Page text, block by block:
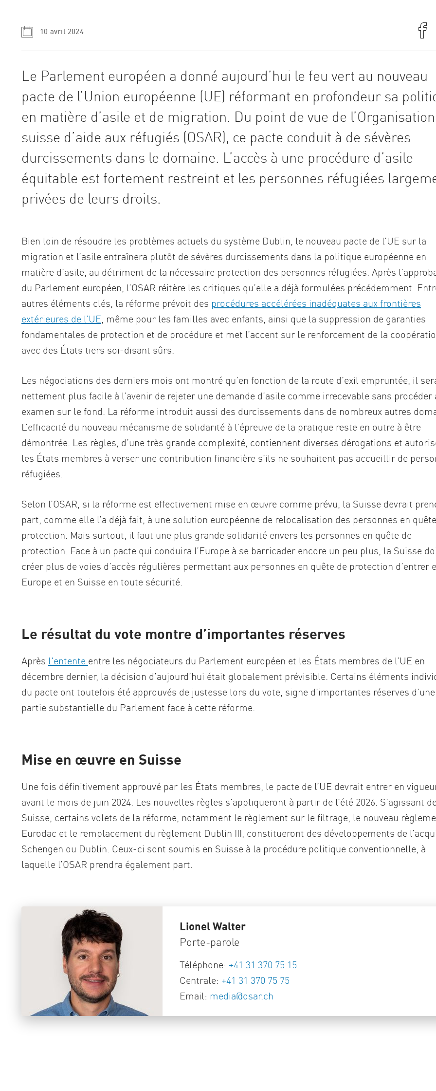
10 avril 2024
Le Parlement européen a donné aujourd’hui le feu vert au nouveau
pacte de l’Union européenne (UE) réformant en profondeur sa
en matière d’asile et de migration. Du point de vue de l’Organisation
suisse d’aide aux réfugiés (OSAR), ce pacte conduit à de sévères
durcissements dans le domaine. L’accès à une procédure d’asile
équitable est fortement restreint et les personnes réfugiées
privées de leurs droits.
Bien loin de résoudre les problèmes actuels du système Dublin, le nouveau pacte de l’UE sur la
migration et l’asile entraînera plutôt de sévères durcissements dans la politique européenne en
matière d’asile, au détriment de la nécessaire protection des personnes réfugiées. Après
du Parlement européen, l’OSAR réitère les critiques qu’elle a déjà formulées précédemment.
autres éléments clés, la réforme prévoit des procédures accélérées inadéquates aux frontières
extérieures de l’UE, même pour les familles avec enfants, ainsi que la suppression de garanties
fondamentales de protection et de procédure et met l’accent sur le renforcement de la
avec des États tiers soi-disant sûrs.
Les négociations des derniers mois ont montré qu’en fonction de la route d’exil empruntée, il
nettement plus facile à l’avenir de rejeter une demande d’asile comme irrecevable sans procéder
examen sur le fond. La réforme introduit aussi des durcissements dans de nombreux autres
L’efficacité du nouveau mécanisme de solidarité à l’épreuve de la pratique reste en outre à être
démontrée. Les règles, d’une très grande complexité, contiennent diverses dérogations et
les États membres à verser une contribution financière s’ils ne souhaitent pas accueillir de
réfugiées.
Selon l’OSAR, si la réforme est effectivement mise en œuvre comme prévu, la Suisse devrait
part, comme elle l’a déjà fait, à une solution européenne de relocalisation des personnes en
protection. Mais surtout, il faut une plus grande solidarité envers les personnes en quête de
protection. Face à un pacte qui conduira l’Europe à se barricader encore un peu plus, la Suisse
créer plus de voies d’accès régulières permettant aux personnes en quête de protection d’entrer
Europe et en Suisse en toute sécurité.
Le résultat du vote montre d’importantes réserves
Après l'entente entre les négociateurs du Parlement européen et les États membres de l’UE en
décembre dernier, la décision d’aujourd’hui était globalement prévisible. Certains éléments
du pacte ont toutefois été approuvés de justesse lors du vote, signe d’importantes réserves d’une
partie substantielle du Parlement face à cette réforme.
Mise en œuvre en Suisse
Une fois définitivement approuvé par les États membres, le pacte de l’UE devrait entrer en
avant le mois de juin 2024. Les nouvelles règles s’appliqueront à partir de l’été 2026. S’agissant
Suisse, certains volets de la réforme, notamment le règlement sur le filtrage, le nouveau
Eurodac et le remplacement du règlement Dublin III, constitueront des développements de
Schengen ou Dublin. Ceux-ci sont soumis en Suisse à la procédure politique conventionnelle, à
laquelle l’OSAR prendra également part.
Lionel Walter
Porte-parole
Téléphone: +41 31 370 75 15
Centrale: +41 31 370 75 75
Email: media@osar.ch